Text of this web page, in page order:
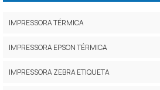
IMPRESSORA TÉRMICA
IMPRESSORA EPSON TÉRMICA
IMPRESSORA ZEBRA ETIQUETA